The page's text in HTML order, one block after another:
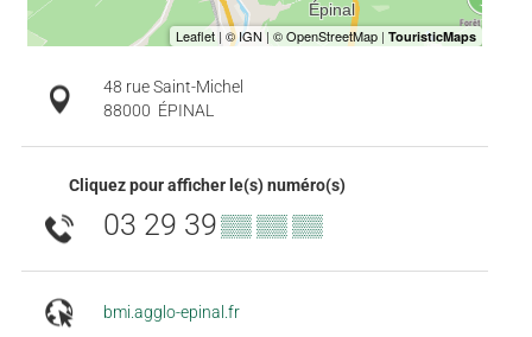
48 rue Saint-Michel
88000 ÉPINAL
Cliquez pour afficher le(s) numéro(s)
03 29 39▒▒ ▒▒ ▒▒
bmi.agglo-epinal.fr